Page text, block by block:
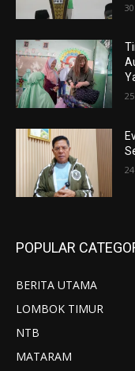
POPULAR
BERITA UTAMA
LOMBOK TIMUR
NTB
MATARAM